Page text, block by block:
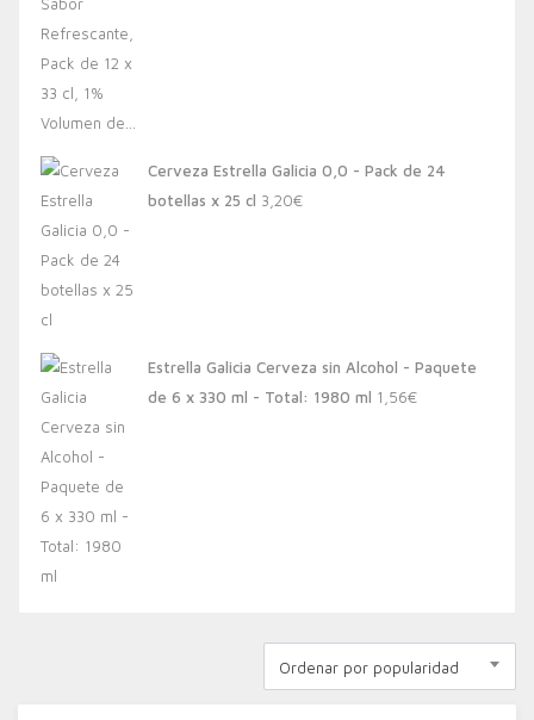
Cerveza Estrella Galicia 0,0 - Pack de 24
botellas x 25 cl 3,20€
Estrella Galicia Cerveza sin Alcohol - Paquete
de 6 x 330 ml - Total: 1980 ml 1,56€
Ordenar por popularidad